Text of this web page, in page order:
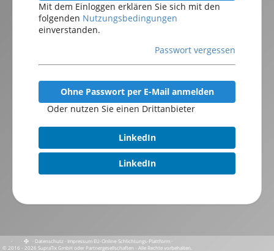
Mit dem Einloggen erklären Sie sich mit den
folgenden Nutzungsbedingungen
einverstanden.
Passwort vergessen
Ohne Passwort per E-Mail anmelden
Oder nutzen Sie einen Drittanbieter
LinkedIn
LinkedIn
Datenschutz Impressum EU-Online-Schlichtungs-Plattform
© 2016 - 2026 SupraTix GmbH oder Partnergesellschaften - Alle Rechte vorbehalten.